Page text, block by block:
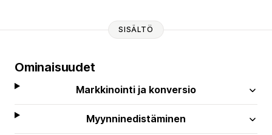
SISÄLTÖ
Ominaisuudet
Markkinointi ja konversio
Myynninedistäminen